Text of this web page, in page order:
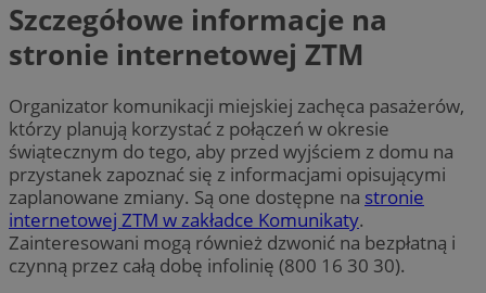
Szczegółowe informacje na
stronie internetowej ZTM
Organizator komunikacji miejskiej zachęca pasażerów,
którzy planują korzystać z połączeń w okresie
świątecznym do tego, aby przed wyjściem z domu na
przystanek zapoznać się z informacjami opisującymi
zaplanowane zmiany. Są one dostępne na stronie
internetowej ZTM w zakładce Komunikaty.
Zainteresowani mogą również dzwonić na bezpłatną i
czynną przez całą dobę infolinię (800 16 30 30).